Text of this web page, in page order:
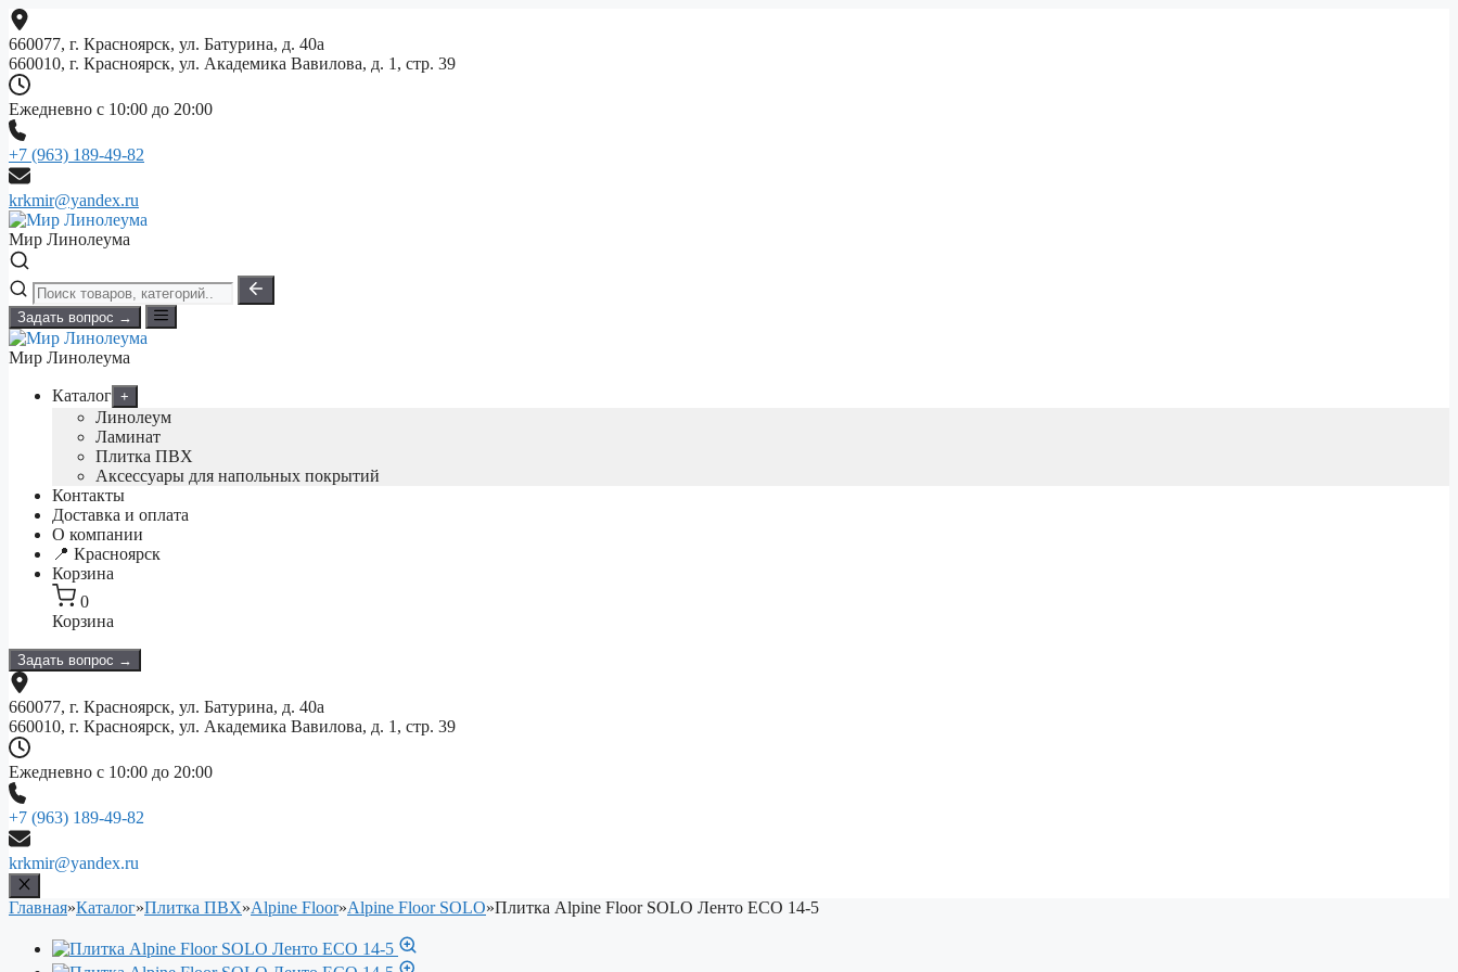
Перейти
к
содержимому
660077, г. Красноярск, ул. Батурина, д. 40а
660010, г. Красноярск, ул. Академика Вавилова, д. 1, стр. 39
Ежедневно с 10:00 до 20:00
+7 (963) 189-49-82
krkmir@yandex.ru
Мир Линолеума
Задать вопрос →
Мир Линолеума
Каталог +
Линолеум
Ламинат
Плитка ПВХ
Аксессуары для напольных покрытий
Контакты
Доставка и оплата
О компании
📍 Красноярск
Корзина
0
Корзина
Задать вопрос →
660077, г. Красноярск, ул. Батурина, д. 40а
660010, г. Красноярск, ул. Академика Вавилова, д. 1, стр. 39
Ежедневно с 10:00 до 20:00
+7 (963) 189-49-82
krkmir@yandex.ru
Главная»Каталог»Плитка ПВХ»Alpine Floor»Alpine Floor SOLO»Плитка Alpine Floor SOLO Ленто ЕСО 14-5